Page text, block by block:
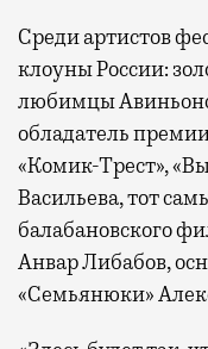
Среди артистов
клоуны России:
любимцы
обладатель
«Комик-Трест»,
Васильева, тот
балабановского
Анвар Либабов,
«Семьянюки»